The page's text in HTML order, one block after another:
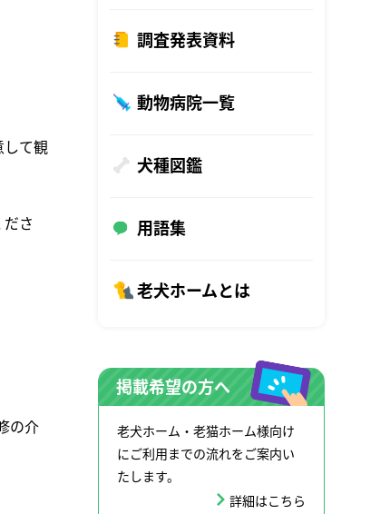
して観
さ
の介
調査発表資料
動物病院一覧
犬種図鑑
用語集
老犬ホームとは
掲載希望の方へ
老犬ホーム・老猫ホーム様向け
にご利用までの流れをご案内い
たします。
詳細はこちら